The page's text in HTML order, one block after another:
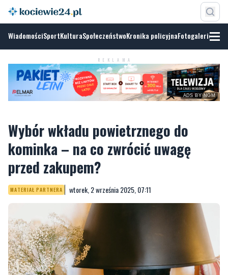
WiadomościSportKulturaSpołeczeństwoKronika policyjnaFotogalerie
REKLAMA
NGM
Wybór wkładu powietrznego do
przed zakupem?
MATERIAŁ PARTNERA wtorek, 2 września 2025, 07:11